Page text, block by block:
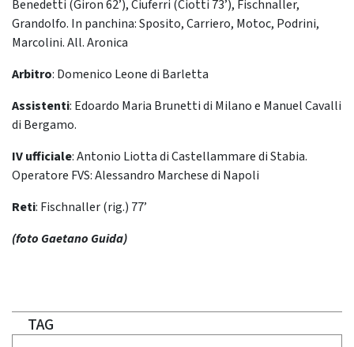
Benedetti (Giron 62’), Ciuferri (Ciotti 73’), Fischnaller,
Grandolfo. In panchina: Sposito, Carriero, Motoc, Podrini,
Marcolini. All. Aronica
Arbitro: Domenico Leone di Barletta
Assistenti: Edoardo Maria Brunetti di Milano e Manuel Cavalli
di Bergamo.
IV ufficiale: Antonio Liotta di Castellammare di Stabia.
Operatore FVS: Alessandro Marchese di Napoli
Reti: Fischnaller (rig.) 77’
(foto Gaetano Guida)
TAG